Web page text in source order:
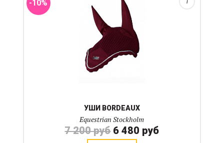
-10%
УШИ BORDEAUX
Equestrian Stockholm
7 200 руб 6 480 руб
i